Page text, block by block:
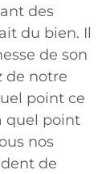
des
du bien. Il
de son
de notre
point ce
quel point
nos
de